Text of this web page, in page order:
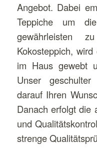
Angebot. Dabei
Teppiche um
gewährleisten
Kokosteppich,
im Haus gewebt
Unser
darauf Ihren
Danach erfolgt die
und
strenge